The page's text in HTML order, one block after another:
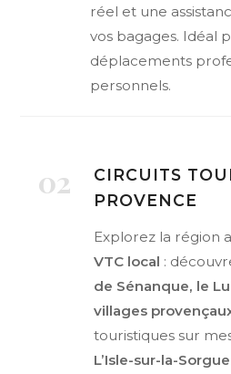
réel et une
vos bagages. Idéal
déplacements
personnels.
02
CIRCUITS
PROVENCE
Explorez la région
VTC local :
de Sénanque, le
villages
touristiques sur
L’Isle-sur-la-